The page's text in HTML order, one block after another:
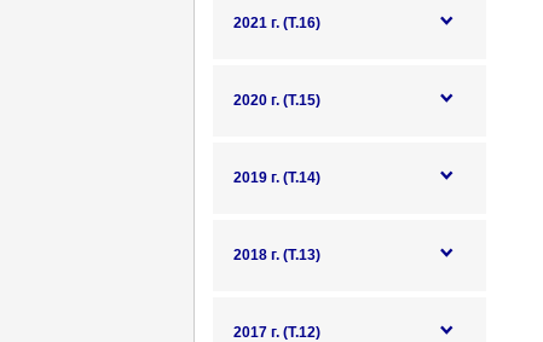
2021 г. (Т.16)
2020 г. (Т.15)
2019 г. (Т.14)
2018 г. (Т.13)
2017 г. (Т.12)